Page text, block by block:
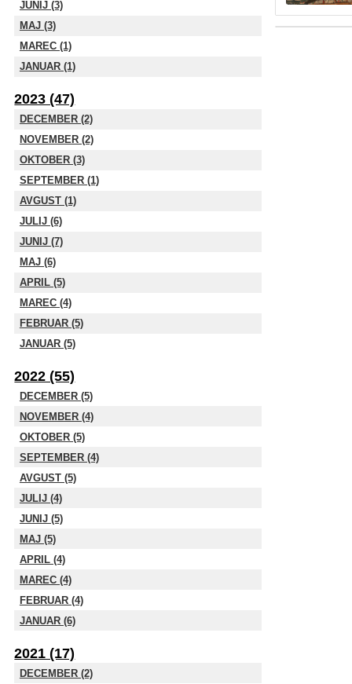
JUNIJ (3)
MAJ (3)
MAREC (1)
JANUAR (1)
2023 (47)
DECEMBER (2)
NOVEMBER (2)
OKTOBER (3)
SEPTEMBER (1)
AVGUST (1)
JULIJ (6)
JUNIJ (7)
MAJ (6)
APRIL (5)
MAREC (4)
FEBRUAR (5)
JANUAR (5)
2022 (55)
DECEMBER (5)
NOVEMBER (4)
OKTOBER (5)
SEPTEMBER (4)
AVGUST (5)
JULIJ (4)
JUNIJ (5)
MAJ (5)
APRIL (4)
MAREC (4)
FEBRUAR (4)
JANUAR (6)
2021 (17)
DECEMBER (2)